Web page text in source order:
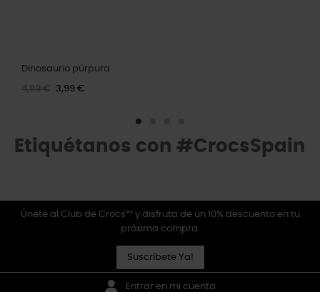
Dinosaurio púrpura
4,99 € 3,99 €
Etiquétanos con #CrocsSpain
Únete al Club de Crocs™ y disfruta de un 10% descuento en tu
próxima compra.
Suscríbete Ya!
Entrar en mi cuenta